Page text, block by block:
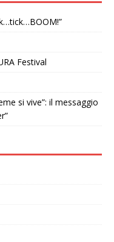
Festival
si vive”: il messaggio